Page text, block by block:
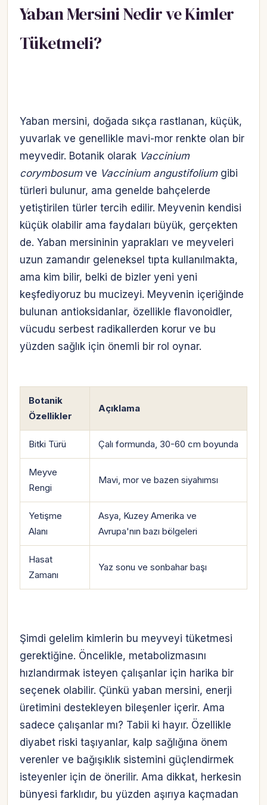
Yaban Mersini Nedir ve Kimler
Tüketmeli?
Yaban mersini, doğada sıkça rastlanan, küçük,
yuvarlak ve genellikle mavi-mor renkte olan bir
meyvedir. Botanik olarak Vaccinium
corymbosumve Vaccinium angustifoliumgibi
türleri bulunur, ama genelde bahçelerde
yetiştirilen türler tercih edilir. Meyvenin kendisi
küçük olabilir ama faydaları büyük, gerçekten
de. Yaban mersininin yaprakları ve meyveleri
uzun zamandır geleneksel tıpta kullanılmakta,
ama kim bilir, belki de bizler yeni yeni
keşfediyoruz bu mucizeyi. Meyvenin içeriğinde
bulunan antioksidanlar, özellikle flavonoidler,
vücudu serbest radikallerden korur ve bu
yüzden sağlık için önemli bir rol oynar.
Botanik
Özellikler
Açıklama
Bitki Türü Çalı formunda, 30-60 cm boyunda
Meyve
Rengi
Mavi, mor ve bazen siyahımsı
Yetişme
Alanı
Asya, Kuzey Amerika ve
Avrupa'nın bazı bölgeleri
Hasat
Zamanı
Yaz sonu ve sonbahar başı
Şimdi gelelim kimlerin bu meyveyi tüketmesi
gerektiğine. Öncelikle, metabolizmasını
hızlandırmak isteyen çalışanlar için harika bir
seçenek olabilir. Çünkü yaban mersini, enerji
üretimini destekleyen bileşenler içerir. Ama
sadece çalışanlar mı? Tabii ki hayır. Özellikle
diyabet riski taşıyanlar, kalp sağlığına önem
verenler ve bağışıklık sistemini güçlendirmek
isteyenler için de önerilir. Ama dikkat, herkesin
bünyesi farklıdır, bu yüzden aşırıya kaçmadan